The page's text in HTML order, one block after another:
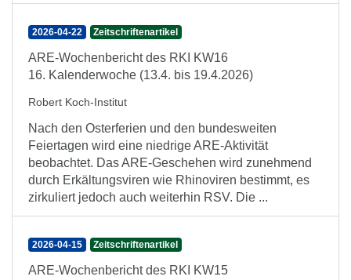
2026-04-22 Zeitschriftenartikel
ARE-Wochenbericht des RKI KW16
16. Kalenderwoche (13.4. bis 19.4.2026)
Robert Koch-Institut
Nach den Osterferien und den bundesweiten
Feiertagen wird eine niedrige ARE-Aktivität
beobachtet. Das ARE-Geschehen wird zunehmend
durch Erkältungsviren wie Rhinoviren bestimmt, es
zirkuliert jedoch auch weiterhin RSV. Die ...
2026-04-15 Zeitschriftenartikel
ARE-Wochenbericht des RKI KW15